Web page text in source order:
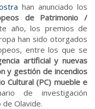
han anunciado los
de Patrimonio /
año, los premios de
han sido otorgados
entre los que se
artificial y nuevas
y gestión de incendios
Cultural (PC) mueble e
de investigación
Olavide.